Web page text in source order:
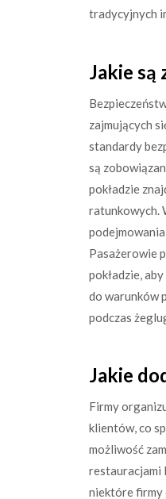
tradycyjnych
Jakie są
zajmujących
standardy
są
pokładzie
ratunkowych.
Pasażerowie
pokładzie,
do warunków
podczas
Jakie
Firmy
klientów, co
możliwość
restauracjami
niektóre firmy